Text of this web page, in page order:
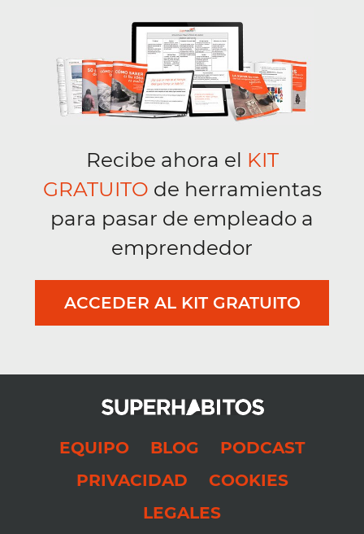
Recibe ahora el KIT
GRATUITO de herramientas
para pasar de empleado a
emprendedor
ACCEDER AL KIT GRATUITO
EQUIPO BLOG
PODCAST
PRIVACIDAD
COOKIES
LEGALES